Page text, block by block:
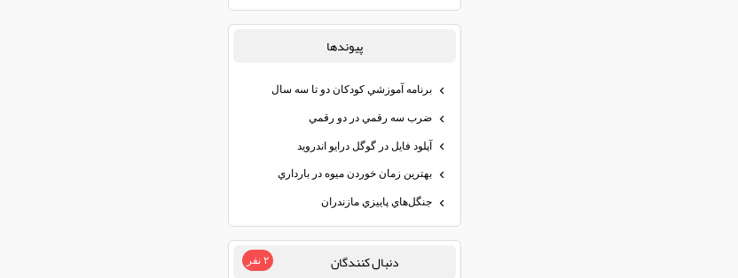
پيوندها
برنامه آموزشي كودكان دو تا سه سال
ضرب سه رقمي در دو رقمي
آپلود فايل در گوگل درايو اندرويد
بهترين زمان خوردن ميوه در بارداري
جنگل‌هاي پاييزي مازندران
دنبال كنندگان ۲ نفر